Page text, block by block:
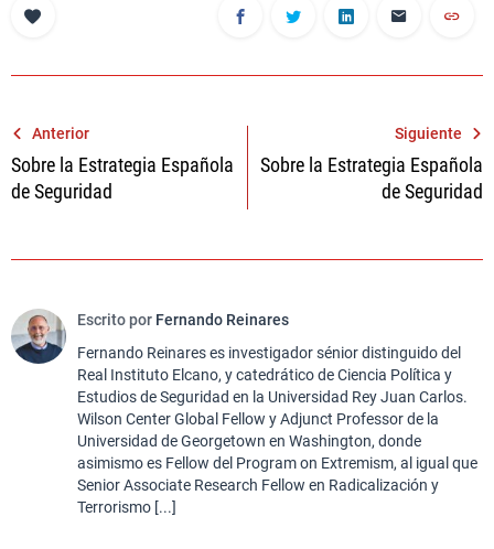
Navegación
de
entradas
Anterior
Sobre la Estrategia Española
de Seguridad
Siguiente
Sobre la Estrategia Española
de Seguridad
Escrito por Fernando Reinares
Fernando Reinares es investigador sénior distinguido del
Real Instituto Elcano, y catedrático de Ciencia Política y
Estudios de Seguridad en la Universidad Rey Juan Carlos.
Wilson Center Global Fellow y Adjunct Professor de la
Universidad de Georgetown en Washington, donde
asimismo es Fellow del Program on Extremism, al igual que
Senior Associate Research Fellow en Radicalización y
Terrorismo [...]